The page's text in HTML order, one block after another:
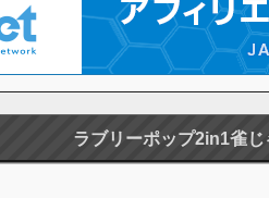
ラブリーポップ2in1雀